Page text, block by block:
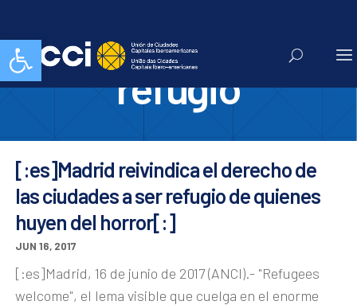
Abrir barra de herramientas
premio somos
refugio
[:es]Madrid reivindica el derecho de
las ciudades a ser refugio de quienes
huyen del horror[:]
JUN 16, 2017
[:es]Madrid, 16 de junio de 2017 (ANCI).- "Refugees
welcome", el lema visible que cuelga en el enorme